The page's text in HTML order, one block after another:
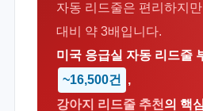
자동 리드줄은 편리하지
대비 약 3배입니다.
미국 응급실 자동 리드줄
~16,500건
,
강아지 리드줄 추천 의 핵